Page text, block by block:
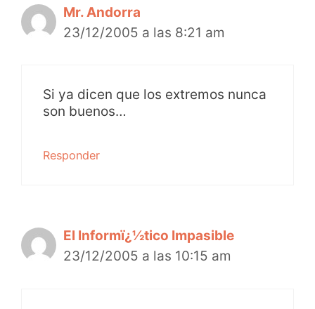
Mr. Andorra
23/12/2005 a las 8:21 am
Si ya dicen que los extremos nunca
son buenos…
Responder
El Informï¿½tico Impasible
23/12/2005 a las 10:15 am